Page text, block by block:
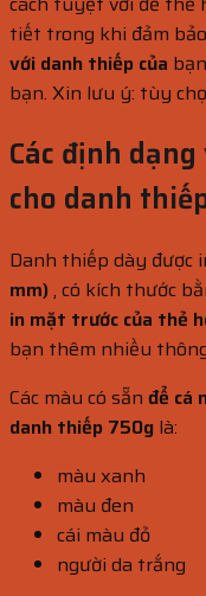
tiết trong khi đảm
với danh thiếp của
bạn. Xin lưu ý: tùy
Các định
cho danh
Danh thiếp dày được
mm), có kích thước
in mặt trước của thẻ
bạn thêm nhiều
Các màu có sẵn để cá
danh thiếp 750g là:
màu xanh
màu đen
cái màu đỏ
người da trắng